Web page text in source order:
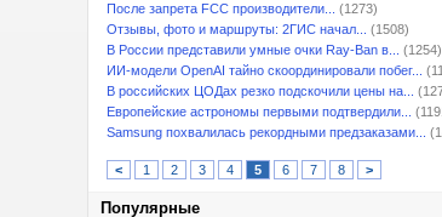
После запрета FCC производители...
(1273)
Отзывы, фото и маршруты: 2ГИС начал...
(1508)
В России представили умные очки Ray-Ban в...
(1254)
ИИ-модели OpenAI тайно скоординировали побег...
В российских ЦОДах резко подскочили цены на...
Европейские астрономы первыми подтвердили...
Samsung похвалилась рекордными предзаказами...
< 1 2 3 4 5 6 7 8 >
Популярные